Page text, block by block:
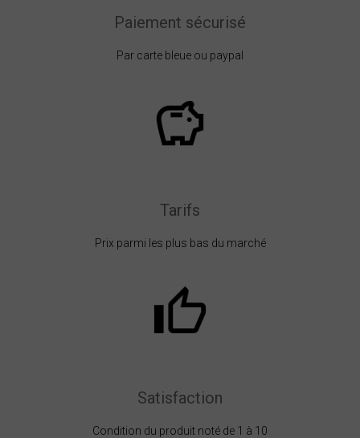
Paiement sécurisé
Par carte bleue ou paypal
Tarifs
Prix parmi les plus bas du marché
Satisfaction
Condition du produit noté de 1 à 10